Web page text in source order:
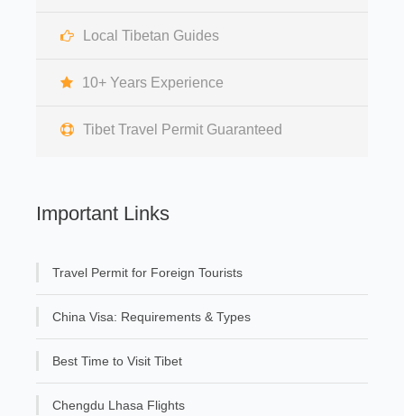
Local Tibetan Guides
10+ Years Experience
Tibet Travel Permit Guaranteed
Important Links
Travel Permit for Foreign Tourists
China Visa: Requirements & Types
Best Time to Visit Tibet
Chengdu Lhasa Flights